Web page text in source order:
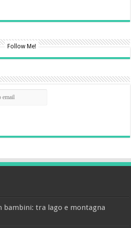
Follow Me!
bambini: tra lago e montagna